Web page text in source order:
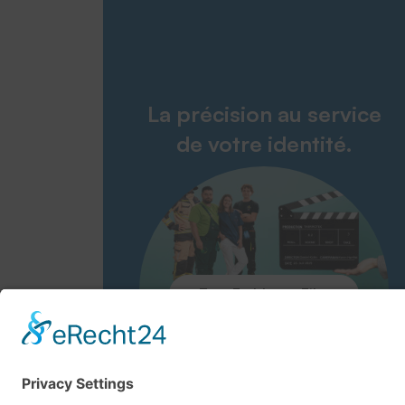
La précision au service
de votre identité.
Zum Embleme-Film